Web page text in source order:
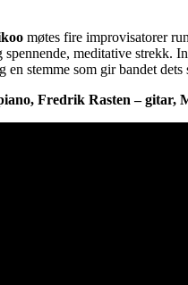
møtes fire improvisatorer
meditative strekk.
stemme som gir bandet
Fredrik Rasten – gitar,